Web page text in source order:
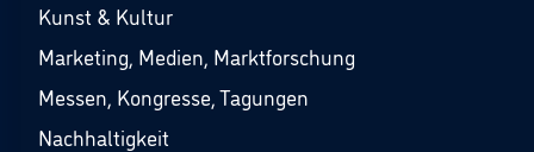
Kunst & Kultur
Marketing, Medien, Marktforschung
Messen, Kongresse, Tagungen
Nachhaltigkeit